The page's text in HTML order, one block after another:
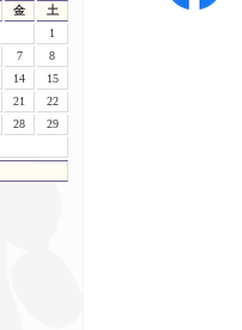
金 土
1
7
8
14
15
21
22
28
29